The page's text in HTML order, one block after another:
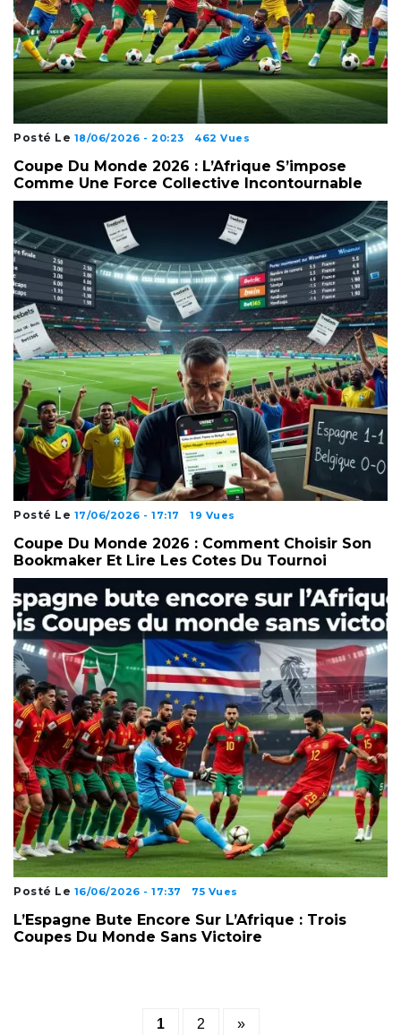
Posté Le 18/06/2026 - 20:23 462 Vues
Coupe Du Monde 2026 : L’Afrique S’impose
Comme Une Force Collective Incontournable
Posté Le 17/06/2026 - 17:17 19 Vues
Coupe Du Monde 2026 : Comment Choisir Son
Bookmaker Et Lire Les Cotes Du Tournoi
Posté Le 16/06/2026 - 17:37 75 Vues
L’Espagne Bute Encore Sur L’Afrique : Trois
Coupes Du Monde Sans Victoire
Posts
1 2 »